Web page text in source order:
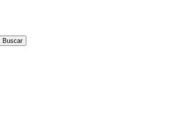
Buscar